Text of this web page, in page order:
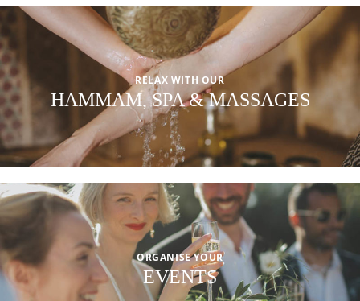
RELAX WITH OUR
HAMMAM, SPA & MASSAGES
ORGANISE YOUR
EVENTS